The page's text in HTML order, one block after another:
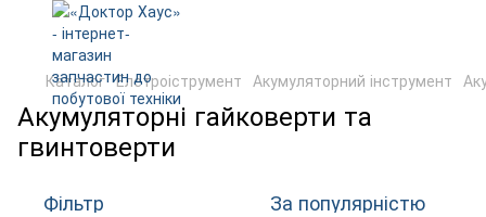
Каталог Елетроіструмент Акумуляторний інструмент
Акумуляторні гайковерти та
гвинтоверти
Фільтр За популярністю